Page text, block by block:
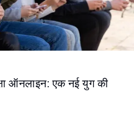
ऑनलाइन: एक नई युग की